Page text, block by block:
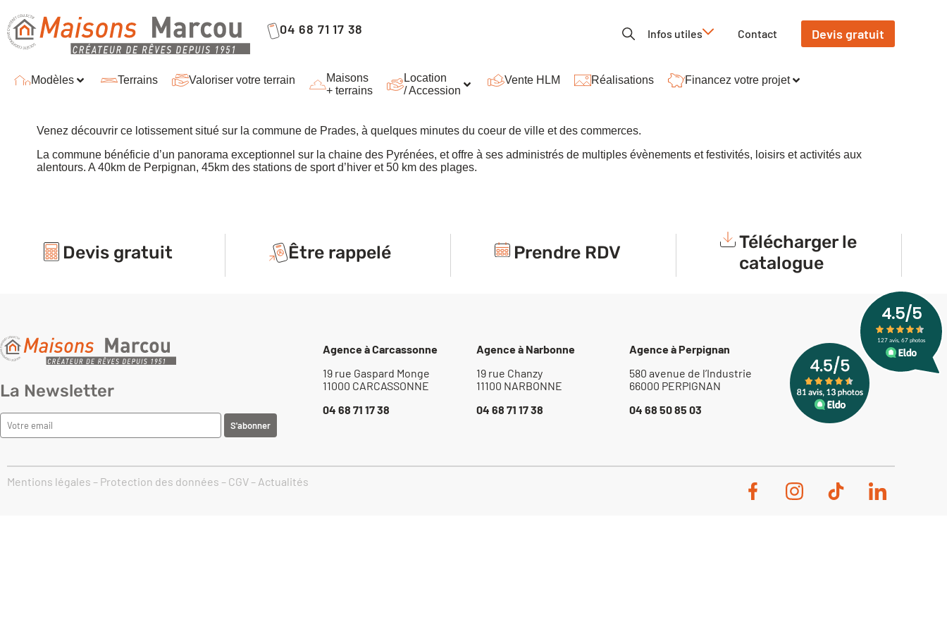
04 68 71 17 38 Infos utiles Contact Devis gratuit
Modèles Terrains Valoriser votre terrain
Maisons
+ terrains
Location
/ Accession
Vente HLM Réalisations Financez votre projet
Venez découvrir ce lotissement situé sur la commune de Prades, à quelques minutes du coeur de ville et des commerces.
La commune bénéficie d’un panorama exceptionnel sur la chaine des Pyrénées, et offre à ses administrés de multiples évènements et festivités, loisirs et activités aux
alentours. A 40km de Perpignan, 45km des stations de sport d’hiver et 50 km des plages.
Devis gratuit Être rappelé Prendre RDV
Télécharger le
catalogue
La Newsletter
Agence à Carcassonne
19 rue Gaspard Monge
11000 CARCASSONNE
04 68 71 17 38
Agence à Narbonne
19 rue Chanzy
11100 NARBONNE
04 68 71 17 38
Agence à Perpignan
580 avenue de l’Industrie
66000 PERPIGNAN
04 68 50 85 03
Mentions légales – Protection des données – CGV – Actualités